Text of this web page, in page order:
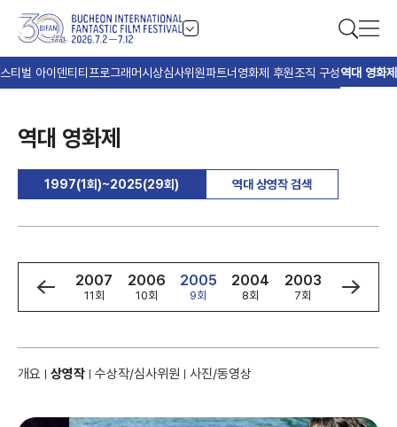
티벌 아이덴티티 프로그래머시상심사위원파트너 영화제 후원조직 구성역대 영화제
역대 영화제
1997(1회)~2025(29회) 역대 상영작 검색
2008
12회
2007
11회
2006
10회
2005
9회
2004
8회
2003
7회
2002
6회
개요 상영작 수상작/심사위원 사진/동영상